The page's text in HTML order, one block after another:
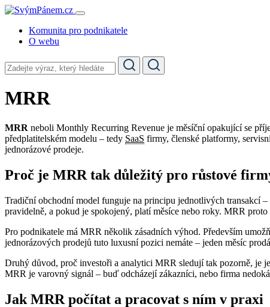
Komunita pro podnikatele
O webu
MRR
MRR neboli Monthly Recurring Revenue je měsíční opakující se
předplatitelském modelu – tedy SaaS firmy, členské platformy,
jednorázové prodeje.
Proč je MRR tak důležitý pro růstové
Tradiční obchodní model funguje na principu jednotlivých transakcí
pravidelně, a pokud je spokojený, platí měsíce nebo roky. MRR
Pro podnikatele má MRR několik zásadních výhod. Především
jednorázových prodejů tuto luxusní pozici nemáte – jeden měsíc
Druhý důvod, proč investoři a analytici MRR sledují tak pozorně, je
MRR je varovný signál – buď odcházejí zákazníci, nebo firma
Jak MRR počítat a pracovat s ním v praxi